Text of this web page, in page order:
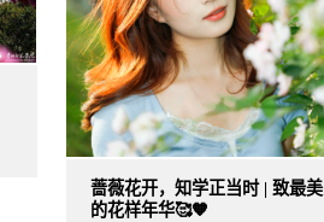
蔷薇花开，知学正当时 | 致最美
的花样年华🥰🧡